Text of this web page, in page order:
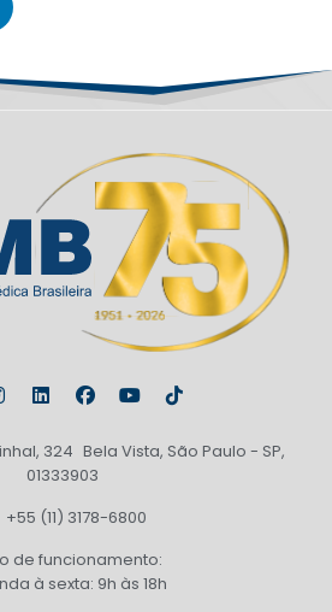
324 Bela Vista, São Paulo - SP,
01333903
+55 (11) 3178-6800
de funcionamento:
à sexta: 9h às 18h